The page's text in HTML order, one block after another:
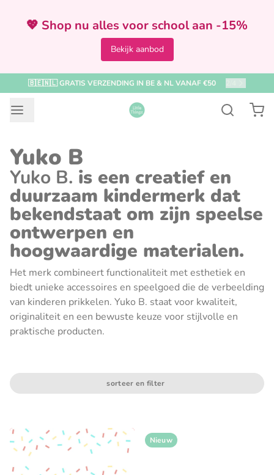
💖 Shop nu alles voor school aan -15%
Bekijk aanbod
VOOR 12:00 BESTELD = ZELFDE DAG VERZONDEN
Yuko B
Yuko B. is een creatief en
duurzaam kindermerk dat
bekendstaat om zijn speelse
ontwerpen en
hoogwaardige materialen.
Het merk combineert functionaliteit met esthetiek en
biedt unieke accessoires en speelgoed die de verbeelding
van kinderen prikkelen. Yuko B. staat voor kwaliteit,
originaliteit en een bewuste keuze voor stijlvolle en
praktische producten.
sorteer en filter
Nieuw